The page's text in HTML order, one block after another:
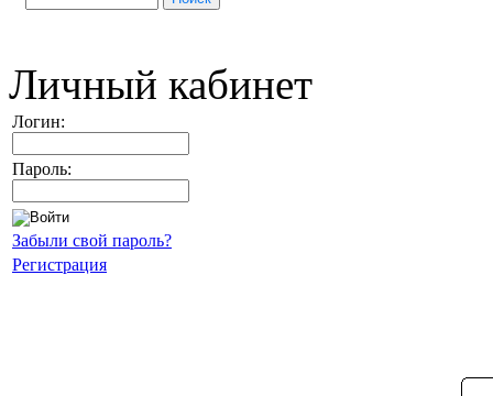
Личный кабинет
Логин:
Пароль:
Забыли свой пароль?
Регистрация